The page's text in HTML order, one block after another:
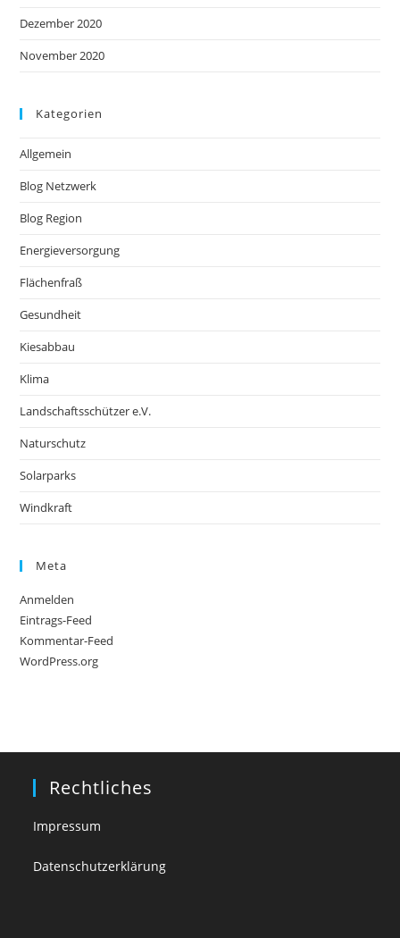
Dezember 2020
November 2020
Kategorien
Allgemein
Blog Netzwerk
Blog Region
Energieversorgung
Flächenfraß
Gesundheit
Kiesabbau
Klima
Landschaftsschützer e.V.
Naturschutz
Solarparks
Windkraft
Meta
Anmelden
Eintrags-Feed
Kommentar-Feed
WordPress.org
Rechtliches
Impressum
Datenschutzerklärung